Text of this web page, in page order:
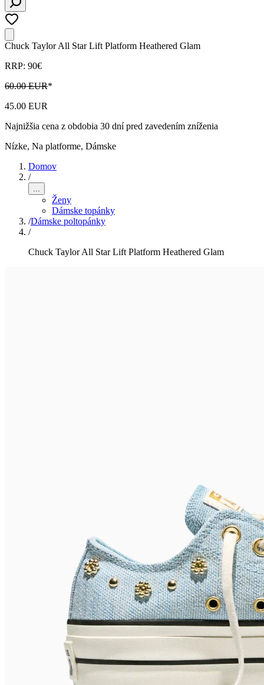
Chuck Taylor All Star Lift Platform Heathered Glam
RRP: 90€
60.00 EUR*
45.00 EUR
Najnižšia cena z obdobia 30 dní pred zavedením zníženia
Nízke, Na platforme, Dámske
Domov
/
...
Ženy
Dámske topánky
/Dámske poltopánky
/
Chuck Taylor All Star Lift Platform Heathered Glam